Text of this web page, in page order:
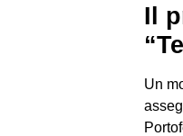
Il
Un